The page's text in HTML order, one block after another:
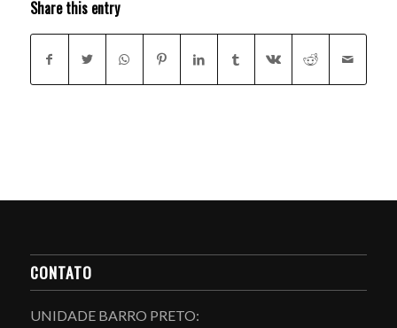
Share this entry
CONTATO
UNIDADE BARRO PRETO: